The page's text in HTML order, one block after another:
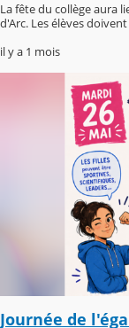
La fête du collège aura
d'Arc. Les élèves
il y a 1 mois
Journée de